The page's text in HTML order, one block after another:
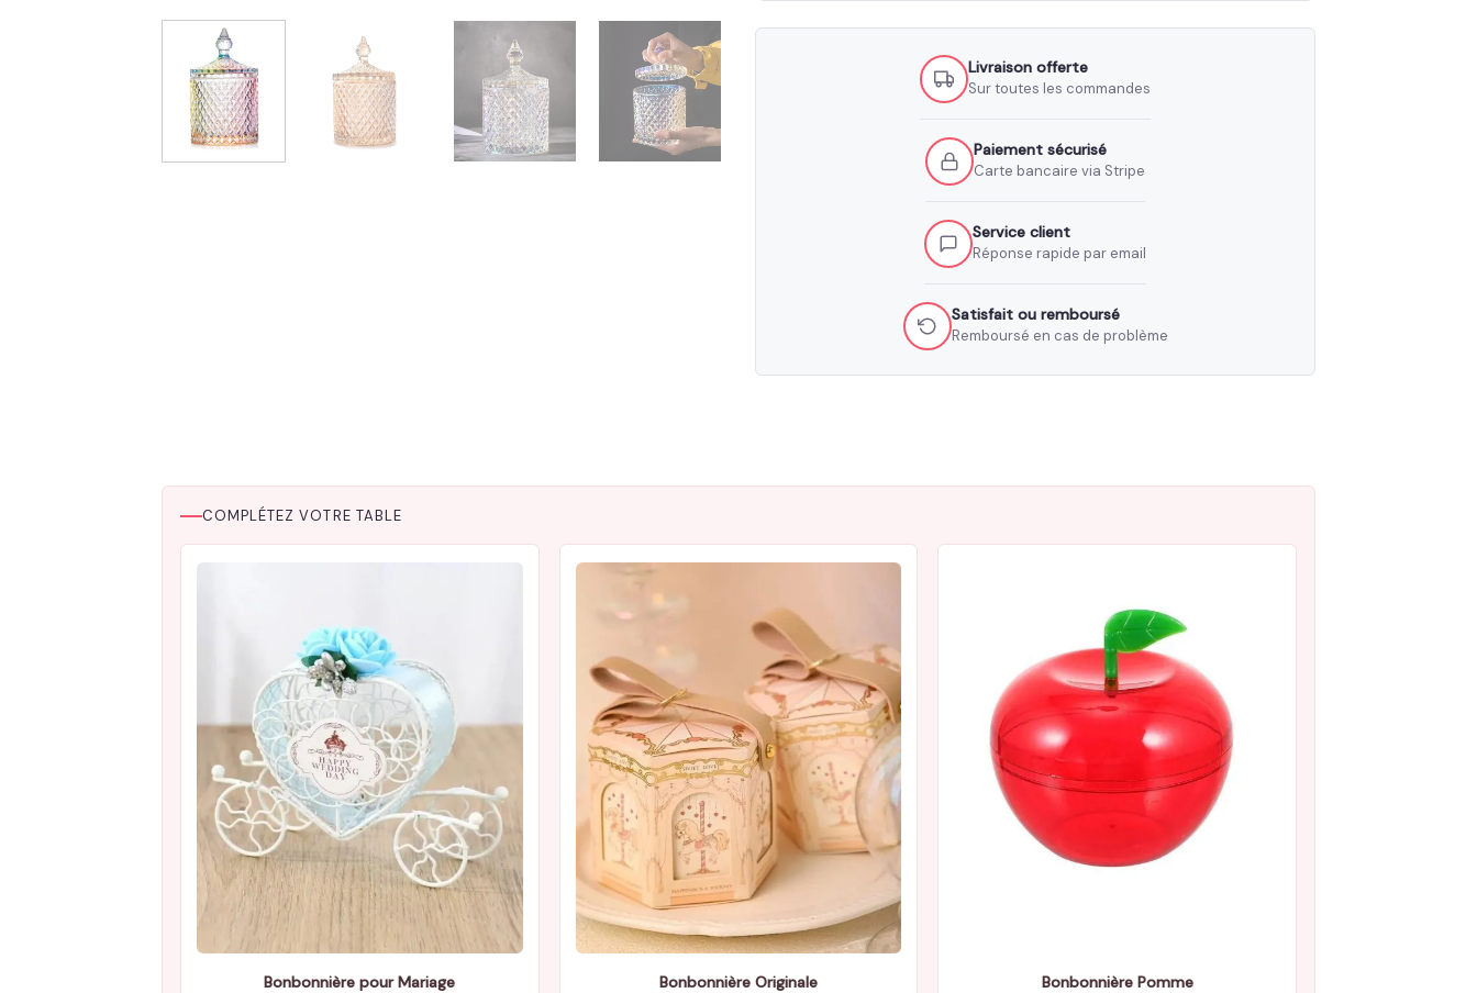
Livraison offerte
Sur toutes les commandes
Paiement sécurisé
Carte bancaire via Stripe
Service client
Réponse rapide par email
Satisfait ou remboursé
Remboursé en cas de problème
COMPLÉTEZ VOTRE TABLE
Bonbonnière pour Mariage Bonbonnière Originale Bonbonnière Pomme